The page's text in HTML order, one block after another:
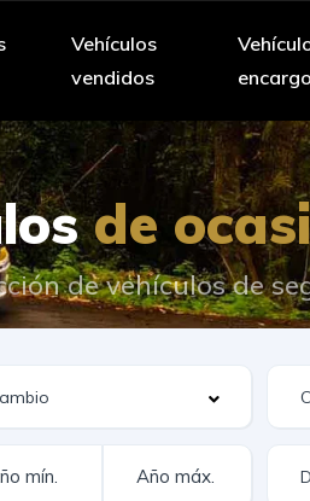
Vehículos
vendidos
encargo
de
de vehículos de